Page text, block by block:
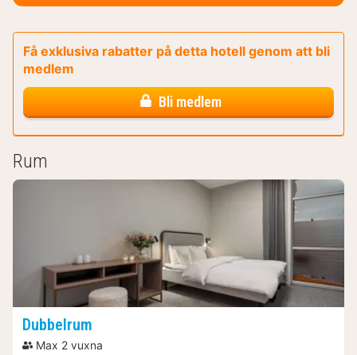
Få exklusiva rabatter på detta hotell genom att bli
medlem
Bli medlem
Rum
Dubbelrum
Max 2 vuxna